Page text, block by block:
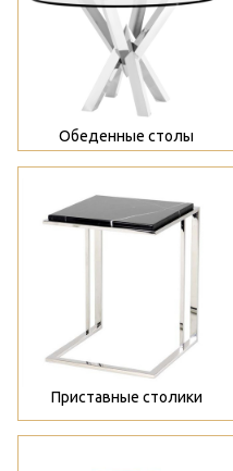
Обеденные столы
Приставные столики